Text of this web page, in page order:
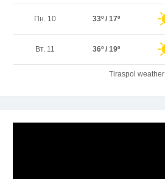
Пн. 10 33º / 17º
Вт. 11 36º / 19º
Tiraspol weather